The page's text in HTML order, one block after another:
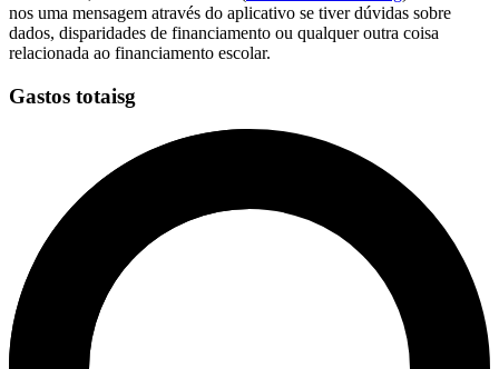
nos uma mensagem através do aplicativo se tiver dúvidas sobre
dados, disparidades de financiamento ou qualquer outra coisa
relacionada ao financiamento escolar.
Gastos totaisg